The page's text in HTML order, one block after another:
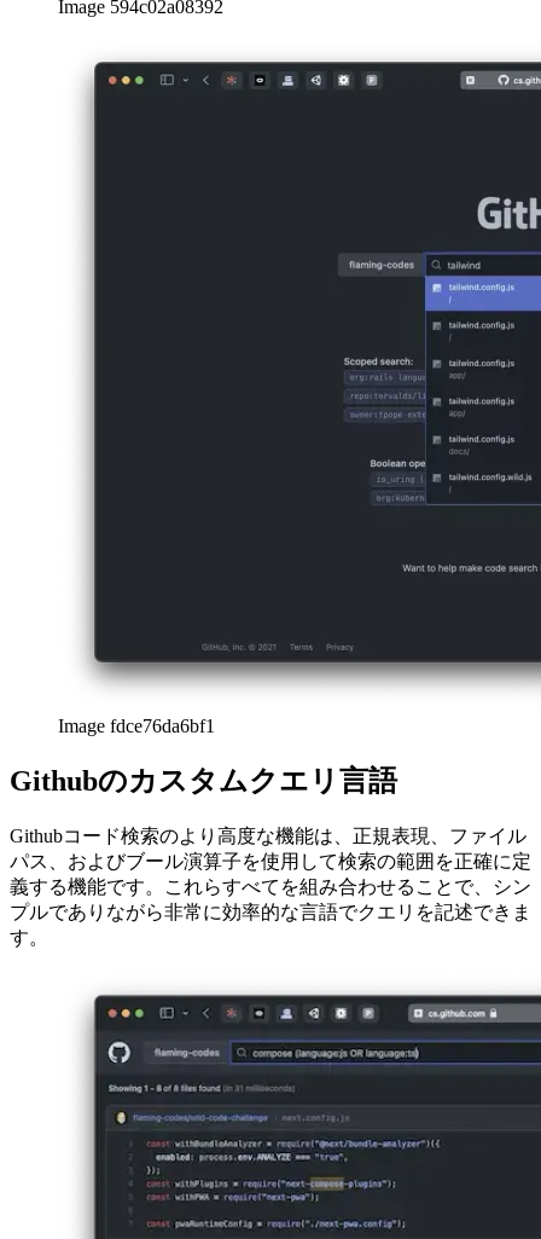
Image fdce76da6bf1
Githubのカスタムクエリ言語
Githubコード検索のより高度な機能は、正規表現、ファイル
義する機能です。これらすべてを組み合わせることで、シン
プルでありながら非常に効率的な言語でクエリを記述できま